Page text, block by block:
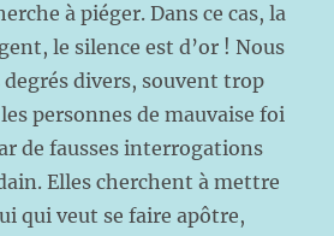
à piéger. Dans ce cas, la
le silence est d’or ! Nous
degrés divers, souvent trop
personnes de mauvaise foi
de fausses interrogations
Elles cherchent à mettre
qui veut se faire apôtre,